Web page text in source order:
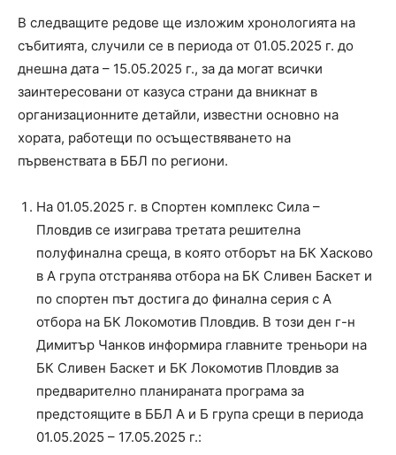
В следващите редове ще изложим хронологията на
събитията, случили се в периода от 01.05.2025 г. до
днешна дата – 15.05.2025 г., за да могат всички
заинтересовани от казуса страни да вникнат в
организационните детайли, известни основно на
хората, работещи по осъществяването на
първенствата в ББЛ по региони.
На 01.05.2025 г. в Спортен комплекс Сила –
Пловдив се изиграва третата решителна
полуфинална среща, в която отборът на БК Хасково
в А група отстранява отбора на БК Сливен Баскет и
по спортен път достига до финална серия с А
отбора на БК Локомотив Пловдив. В този ден г-н
Димитър Чанков информира главните треньори на
БК Сливен Баскет и БК Локомотив Пловдив за
предварително планираната програма за
предстоящите в ББЛ А и Б група срещи в периода
01.05.2025 – 17.05.2025 г.: